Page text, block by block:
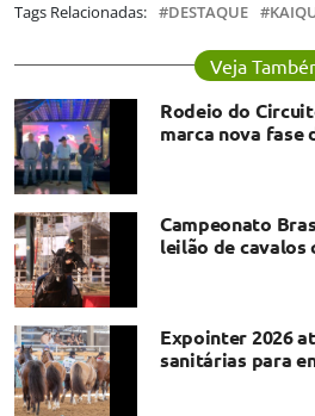
Tags Relacionadas: DESTAQUE
Veja
Rodeio do
marca nova fase
Campeonato
leilão de
Expointer 2026
sanitárias para